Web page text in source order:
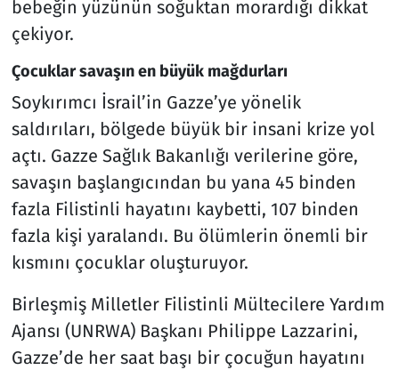
bebeğin yüzünün soğuktan morardığı dikkat
çekiyor.
Çocuklar savaşın en büyük mağdurları
Soykırımcı İsrail’in Gazze’ye yönelik
saldırıları, bölgede büyük bir insani krize yol
açtı. Gazze Sağlık Bakanlığı verilerine göre,
savaşın başlangıcından bu yana 45 binden
fazla Filistinli hayatını kaybetti, 107 binden
fazla kişi yaralandı. Bu ölümlerin önemli bir
kısmını çocuklar oluşturuyor.
Birleşmiş Milletler Filistinli Mültecilere Yardım
Ajansı (UNRWA) Başkanı Philippe Lazzarini,
Gazze’de her saat başı bir çocuğun hayatını